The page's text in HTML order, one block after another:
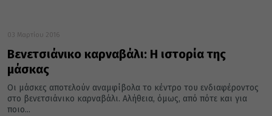
03 Μαρτίου 2016
Βενετσιάνικο καρναβάλι: Η ιστορία της
μάσκας
Οι μάσκες αποτελούν αναμφίβολα το κέντρο του ενδιαφέροντος
στο βενετσιάνικο καρναβάλι. Αλήθεια, όμως, από πότε και για
ποιο...